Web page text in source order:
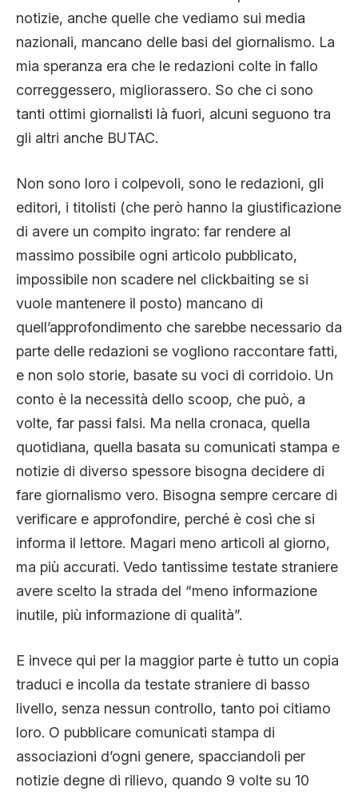
notizie, anche quelle che vediamo sui media
nazionali, mancano delle basi del giornalismo. La
mia speranza era che le redazioni colte in fallo
correggessero, migliorassero. So che ci sono
tanti ottimi giornalisti là fuori, alcuni seguono tra
gli altri anche BUTAC.
Non sono loro i colpevoli, sono le redazioni, gli
editori, i titolisti (che però hanno la giustificazione
di avere un compito ingrato: far rendere al
massimo possibile ogni articolo pubblicato,
impossibile non scadere nel clickbaiting se si
vuole mantenere il posto) mancano di
quell’approfondimento che sarebbe necessario da
parte delle redazioni se vogliono raccontare fatti,
e non solo storie, basate su voci di corridoio. Un
conto è la necessità dello scoop, che può, a
volte, far passi falsi. Ma nella cronaca, quella
quotidiana, quella basata su comunicati stampa e
notizie di diverso spessore bisogna decidere di
fare giornalismo vero. Bisogna sempre cercare di
verificare e approfondire, perché è così che si
informa il lettore. Magari meno articoli al giorno,
ma più accurati. Vedo tantissime testate straniere
avere scelto la strada del “meno informazione
inutile, più informazione di qualità”.
E invece qui per la maggior parte è tutto un copia
traduci e incolla da testate straniere di basso
livello, senza nessun controllo, tanto poi citiamo
loro. O pubblicare comunicati stampa di
associazioni d’ogni genere, spacciandoli per
notizie degne di rilievo, quando 9 volte su 10